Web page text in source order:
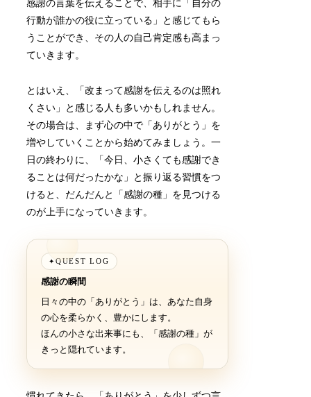
感謝の言葉を伝えることで、相手に「自分の
行動が誰かの役に立っている」と感じてもら
うことができ、その人の自己肯定感も高まっ
ていきます。
とはいえ、「改まって感謝を伝えるのは照れ
くさい」と感じる人も多いかもしれません。
その場合は、まず心の中で「ありがとう」を
増やしていくことから始めてみましょう。一
日の終わりに、「今日、小さくても感謝でき
ることは何だったかな」と振り返る習慣をつ
けると、だんだんと「感謝の種」を見つける
のが上手になっていきます。
✦QUEST LOG
感謝の瞬間
日々の中の「ありがとう」は、あなた自身
の心を柔らかく、豊かにします。
ほんの小さな出来事にも、「感謝の種」が
きっと隠れています。